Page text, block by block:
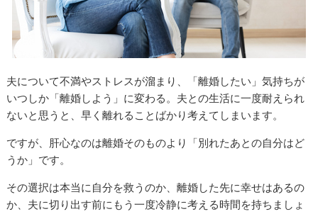
夫について不満やストレスが溜まり、「離婚したい」気持ちが
いつしか「離婚しよう」に変わる。夫との生活に一度耐えられ
ないと思うと、早く離れることばかり考えてしまいます。
ですが、肝心なのは離婚そのものより「別れたあとの自分はど
うか」です。
その選択は本当に自分を救うのか、離婚した先に幸せはあるの
か、夫に切り出す前にもう一度冷静に考える時間を持ちましょ